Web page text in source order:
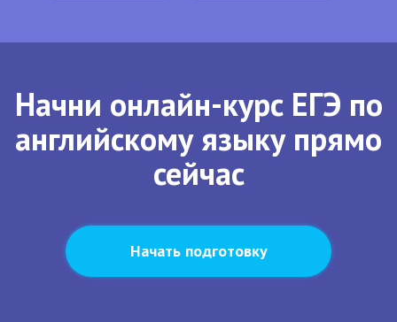
Начни онлайн-курс ЕГЭ по
английскому языку прямо
сейчас
Начать подготовку